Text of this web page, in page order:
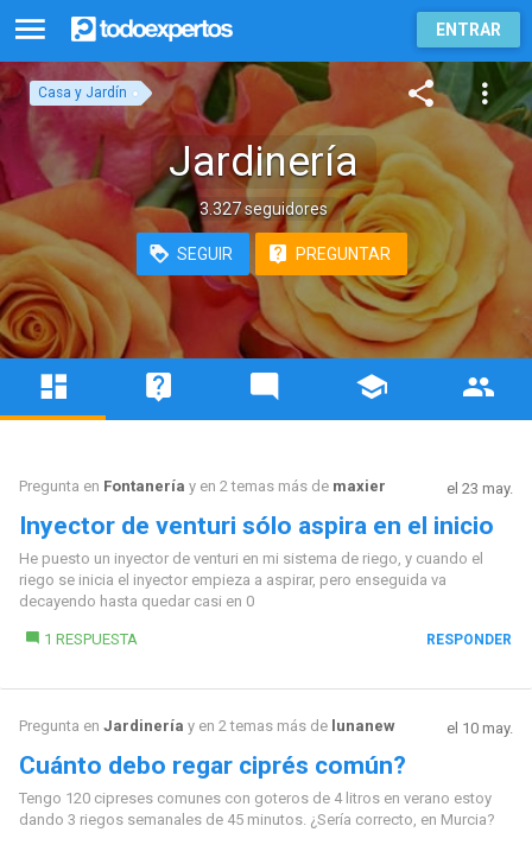
ENTRAR
Casa y Jardín
Jardinería
3.327 seguidores
SEGUIR PREGUNTAR
Pregunta en Fontanería y en 2 temas más de maxier el 23 may.
Inyector de venturi sólo aspira en el inicio
He puesto un inyector de venturi en mi sistema de riego, y cuando el
riego se inicia el inyector empieza a aspirar, pero enseguida va
decayendo hasta quedar casi en 0
1 RESPUESTA RESPONDER
Pregunta en Jardinería y en 2 temas más de lunanew el 10 may.
Cuánto debo regar ciprés común?
Tengo 120 cipreses comunes con goteros de 4 litros en verano estoy
dando 3 riegos semanales de 45 minutos. ¿Sería correcto, en Murcia?